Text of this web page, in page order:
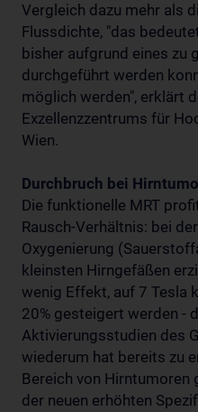
Vergleich dazu mehr als
Flussdichte, "das
bisher aufgrund eines zu
durchgeführt werden
möglich werden", erklärt
Exzellenzzentrums für
Wien.
Durchbruch bei
Die funktionelle MRT
Rausch-Verhältnis: bei
Oxygenierung
kleinsten Hirngefäßen
wenig Effekt, auf 7 Tesla
20% gesteigert werden -
Aktivierungsstudien des
wiederum hat bereits zu
Bereich von
der neuen erhöhten